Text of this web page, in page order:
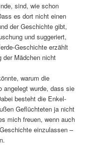
sind, wie schon
es dort nicht einen
der Geschichte gibt,
und suggeriert,
Geschichte erzählt
der Mädchen nicht
warum die
angelegt wurde, dass sie
besteht die Enkel-
Geflüchteten ja nicht
mich freuen, wenn auch
einzulassen –